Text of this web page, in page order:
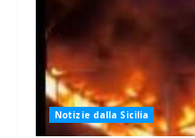
Notizie dalla Sicilia